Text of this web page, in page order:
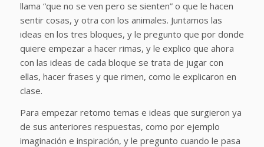
llama “que no se ven pero se sienten” o que le hacen
sentir cosas, y otra con los animales. Juntamos las
ideas en los tres bloques, y le pregunto que por donde
quiere empezar a hacer rimas, y le explico que ahora
con las ideas de cada bloque se trata de jugar con
ellas, hacer frases y que rimen, como le explicaron en
clase.
Para empezar retomo temas e ideas que surgieron ya
de sus anteriores respuestas, como por ejemplo
imaginación e inspiración, y le pregunto cuando le pasa